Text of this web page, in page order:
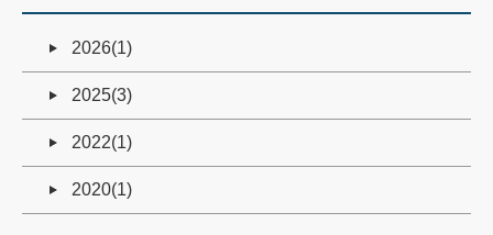
2026(1)
2025(3)
2022(1)
2020(1)